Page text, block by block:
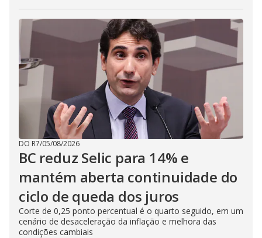
DO R7/05/08/2026
BC reduz Selic para 14% e
mantém aberta continuidade do
ciclo de queda dos juros
Corte de 0,25 ponto percentual é o quarto seguido, em um
cenário de desaceleração da inflação e melhora das
condições cambiais